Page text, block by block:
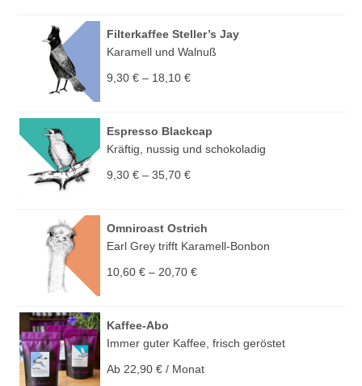
Filterkaffee Steller’s Jay
Karamell und Walnuß
9,30 € – 18,10 €
Espresso Blackcap
Kräftig, nussig und schokoladig
9,30 € – 35,70 €
Omniroast Ostrich
Earl Grey trifft Karamell-Bonbon
10,60 € – 20,70 €
Kaffee-Abo
Immer guter Kaffee, frisch geröstet
Ab 22,90 € / Monat